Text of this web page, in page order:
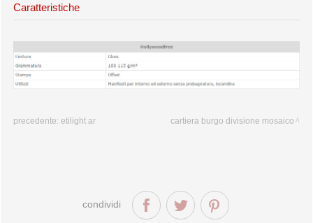
Caratteristiche
precedente: etilight ar cartiera burgo divisione mosaico
condividi